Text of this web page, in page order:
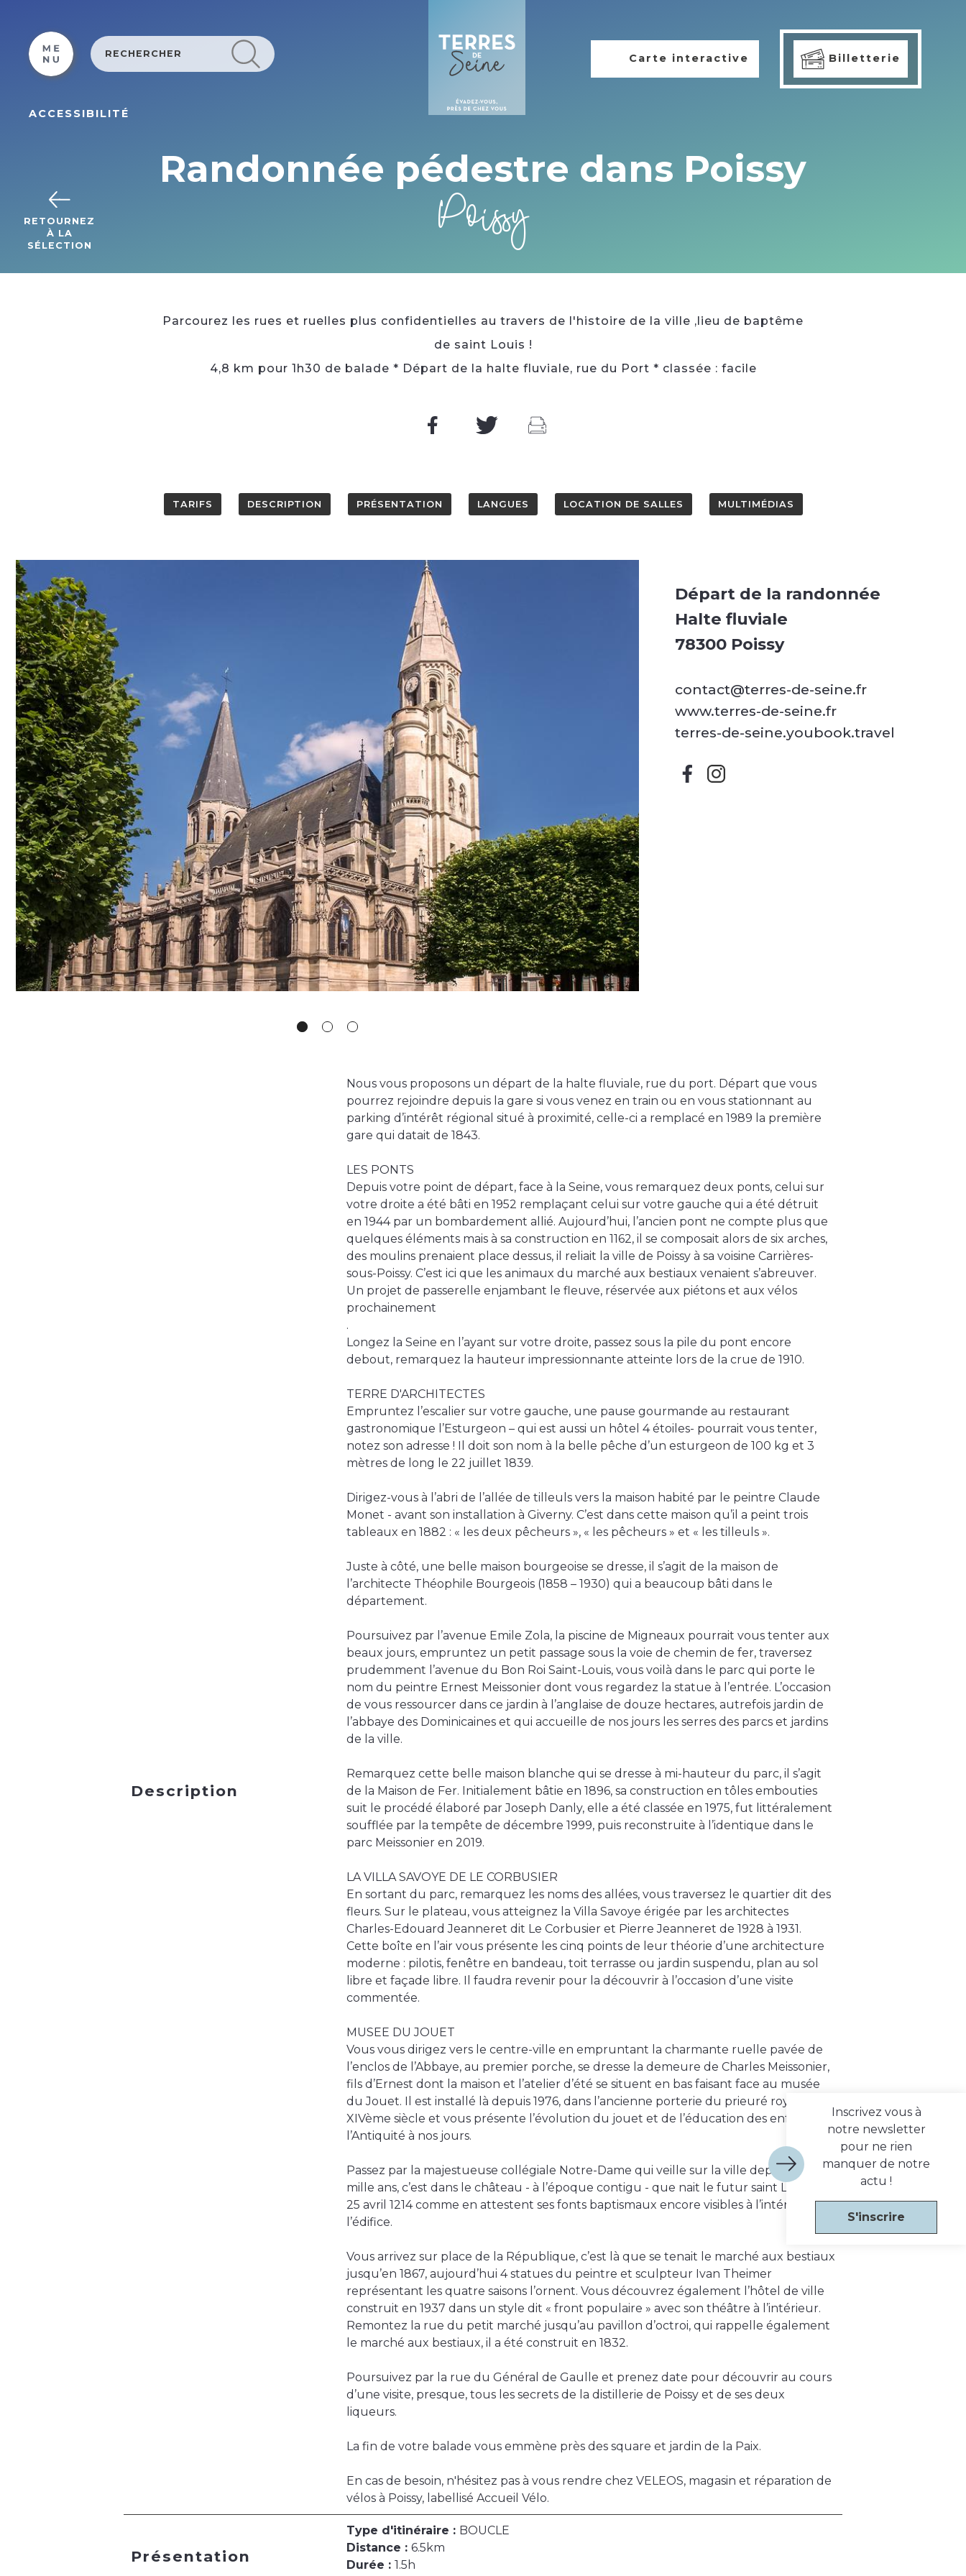
ACCESSIBILITÉ
Carte interactive Billetterie
RETOURNEZ
À LA
SÉLECTION
Randonnée pédestre dans Poissy
Poissy
Parcourez les rues et ruelles plus confidentielles au travers de l'histoire de la ville ,lieu de baptême
de saint Louis !
4,8 km pour 1h30 de balade * Départ de la halte fluviale, rue du Port * classée : facile
TARIFS DESCRIPTION PRÉSENTATION LANGUES LOCATION DE SALLES MULTIMÉDIAS
Départ de la randonnée
Halte fluviale
78300 Poissy
contact@terres-de-seine.fr
www.terres-de-seine.fr
terres-de-seine.youbook.travel
Description
Nous vous proposons un départ de la halte fluviale, rue du port. Départ que vous
pourrez rejoindre depuis la gare si vous venez en train ou en vous stationnant au
parking d’intérêt régional situé à proximité, celle-ci a remplacé en 1989 la première
gare qui datait de 1843.
LES PONTS
Depuis votre point de départ, face à la Seine, vous remarquez deux ponts, celui sur
votre droite a été bâti en 1952 remplaçant celui sur votre gauche qui a été détruit
en 1944 par un bombardement allié. Aujourd’hui, l’ancien pont ne compte plus que
quelques éléments mais à sa construction en 1162, il se composait alors de six arches,
des moulins prenaient place dessus, il reliait la ville de Poissy à sa voisine Carrières-
sous-Poissy. C’est ici que les animaux du marché aux bestiaux venaient s’abreuver.
Un projet de passerelle enjambant le fleuve, réservée aux piétons et aux vélos
prochainement
.
Longez la Seine en l’ayant sur votre droite, passez sous la pile du pont encore
debout, remarquez la hauteur impressionnante atteinte lors de la crue de 1910.
TERRE D'ARCHITECTES
Empruntez l’escalier sur votre gauche, une pause gourmande au restaurant
gastronomique l’Esturgeon – qui est aussi un hôtel 4 étoiles- pourrait vous tenter,
notez son adresse ! Il doit son nom à la belle pêche d’un esturgeon de 100 kg et 3
mètres de long le 22 juillet 1839.
Dirigez-vous à l’abri de l’allée de tilleuls vers la maison habité par le peintre Claude
Monet - avant son installation à Giverny. C’est dans cette maison qu’il a peint trois
tableaux en 1882 : « les deux pêcheurs », « les pêcheurs » et « les tilleuls ».
Juste à côté, une belle maison bourgeoise se dresse, il s’agit de la maison de
l’architecte Théophile Bourgeois (1858 – 1930) qui a beaucoup bâti dans le
département.
Poursuivez par l’avenue Emile Zola, la piscine de Migneaux pourrait vous tenter aux
beaux jours, empruntez un petit passage sous la voie de chemin de fer, traversez
prudemment l’avenue du Bon Roi Saint-Louis, vous voilà dans le parc qui porte le
nom du peintre Ernest Meissonier dont vous regardez la statue à l’entrée. L’occasion
de vous ressourcer dans ce jardin à l’anglaise de douze hectares, autrefois jardin de
l’abbaye des Dominicaines et qui accueille de nos jours les serres des parcs et jardins
de la ville.
Remarquez cette belle maison blanche qui se dresse à mi-hauteur du parc, il s’agit
de la Maison de Fer. Initialement bâtie en 1896, sa construction en tôles embouties
suit le procédé élaboré par Joseph Danly, elle a été classée en 1975, fut littéralement
soufflée par la tempête de décembre 1999, puis reconstruite à l’identique dans le
parc Meissonier en 2019.
LA VILLA SAVOYE DE LE CORBUSIER
En sortant du parc, remarquez les noms des allées, vous traversez le quartier dit des
fleurs. Sur le plateau, vous atteignez la Villa Savoye érigée par les architectes
Charles-Edouard Jeanneret dit Le Corbusier et Pierre Jeanneret de 1928 à 1931.
Cette boîte en l’air vous présente les cinq points de leur théorie d’une architecture
moderne : pilotis, fenêtre en bandeau, toit terrasse ou jardin suspendu, plan au sol
libre et façade libre. Il faudra revenir pour la découvrir à l’occasion d’une visite
commentée.
MUSEE DU JOUET
Vous vous dirigez vers le centre-ville en empruntant la charmante ruelle pavée de
l’enclos de l’Abbaye, au premier porche, se dresse la demeure de Charles Meissonier,
fils d’Ernest dont la maison et l’atelier d’été se situent en bas faisant face au musée
du Jouet. Il est installé là depuis 1976, dans l’ancienne porterie du prieuré royal du
XIVème siècle et vous présente l’évolution du jouet et de l’éducation des enfants, de
l’Antiquité à nos jours.
Passez par la majestueuse collégiale Notre-Dame qui veille sur la ville depuis plus de
mille ans, c’est dans le château - à l’époque contigu - que nait le futur saint Louis, le
25 avril 1214 comme en attestent ses fonts baptismaux encore visibles à l’intérieur de
l’édifice.
Vous arrivez sur place de la République, c’est là que se tenait le marché aux bestiaux
jusqu’en 1867, aujourd’hui 4 statues du peintre et sculpteur Ivan Theimer
représentant les quatre saisons l’ornent. Vous découvrez également l’hôtel de ville
construit en 1937 dans un style dit « front populaire » avec son théâtre à l’intérieur.
Remontez la rue du petit marché jusqu’au pavillon d’octroi, qui rappelle également
le marché aux bestiaux, il a été construit en 1832.
Poursuivez par la rue du Général de Gaulle et prenez date pour découvrir au cours
d’une visite, presque, tous les secrets de la distillerie de Poissy et de ses deux
liqueurs.
La fin de votre balade vous emmène près des square et jardin de la Paix.
En cas de besoin, n'hésitez pas à vous rendre chez VELEOS, magasin et réparation de
vélos à Poissy, labellisé Accueil Vélo.
Présentation
Type d'itinéraire : BOUCLE
Distance : 6.5km
Durée : 1.5h
Inscrivez vous à
notre newsletter
pour ne rien
manquer de notre
actu !
S'inscrire